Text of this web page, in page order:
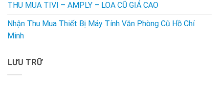
THU MUA TIVI – AMPLY – LOA CŨ GIÁ CAO
Nhận Thu Mua Thiết Bị Máy Tính Văn Phòng Cũ Hồ Chí
Minh
LƯU TRỮ